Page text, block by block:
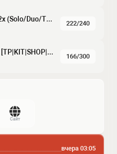
Magic Rust #6 — Modded 2x (Solo/Duo/Trio) | Pyccкий
222/240
ZONE-ZERO X5 MAX2|DUO [TP|KIT|SHOP|LOOT+|Copter]
166/300
Сайт
вчера 03:05